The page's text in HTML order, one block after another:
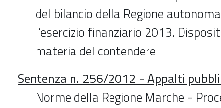
del bilancio della Regione
l’esercizio finanziario 2013.
materia del contendere
Sentenza n. 256/2012 - Appalti
Norme della Regione Marche -